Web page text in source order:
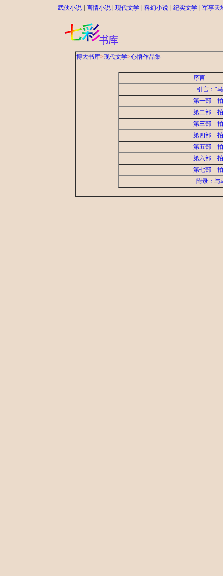
武侠小说 言情小说 现代文学 科幻小说 纪实文学 军事天
博大书库>现代文学>心悟作品集
引言：“
第一
第二
第三
第四
第五
第六部 拍
第七
附录：